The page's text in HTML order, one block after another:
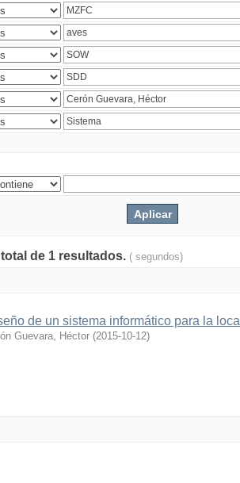
de 1 resultados. ( segundos)
de un sistema informático para la
Guevara, Héctor (2015-10-12)